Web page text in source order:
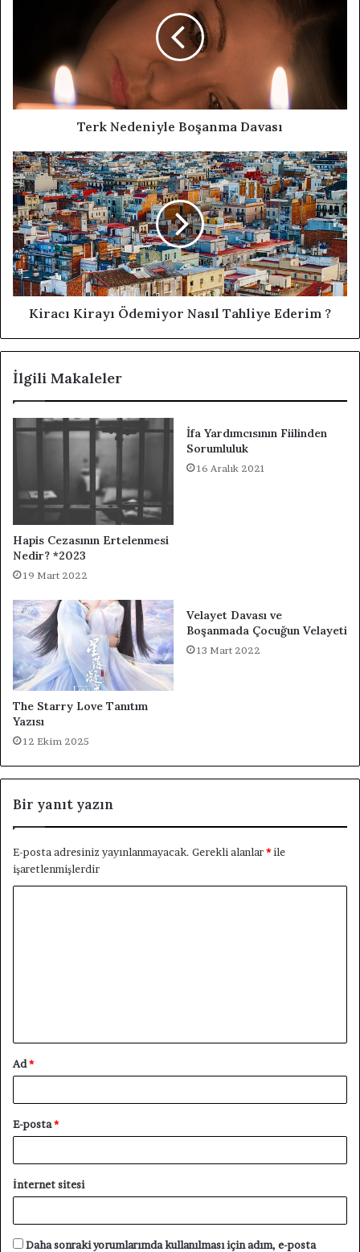
Terk Nedeniyle Boşanma Davası
Kiracı Kirayı Ödemiyor Nasıl Tahliye Ederim ?
İlgili Makaleler
Hapis Cezasının Ertelenmesi
Nedir? *2023
19 Mart 2022
İfa Yardımcısının Fiilinden
Sorumluluk
16 Aralık 2021
The Starry Love Tanıtım
Yazısı
12 Ekim 2025
Velayet Davası ve
Boşanmada Çocuğun Velayeti
13 Mart 2022
Bir yanıt yazın
E-posta adresiniz yayınlanmayacak. Gerekli alanlar*ile
işaretlenmişlerdir
Ad*
E-posta*
İnternet sitesi
Daha sonraki yorumlarımda kullanılması için adım, e-posta